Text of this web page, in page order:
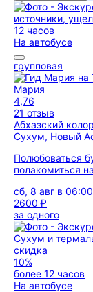
12 часов
На автобусе
групповая
Мария
4,76
21 отзыв
Абхазский
Сухум, Новый
Полюбоваться
полакомиться
сб, 8 авг в 06:00
2600 ₽
за одного
скидка
10%
более 12 часов
На автобусе